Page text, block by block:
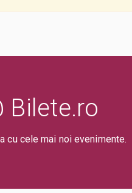
Bilete.ro
cu cele mai noi evenimente.